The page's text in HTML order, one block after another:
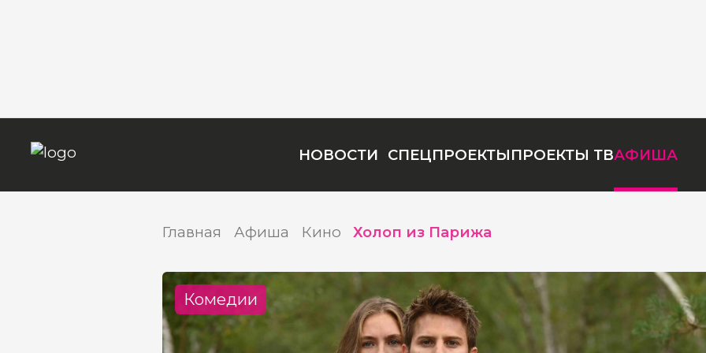
НОВОСТИ СПЕЦПРОЕКТЫПРОЕКТЫ ТВАФИША
Главная Афиша Кино Холоп из Парижа
Комедии